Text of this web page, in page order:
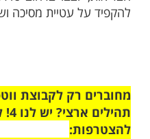
נבנה גשר שיוביל
אשר תאפשר
לפקוד את בית הרב
על ידו. כדי